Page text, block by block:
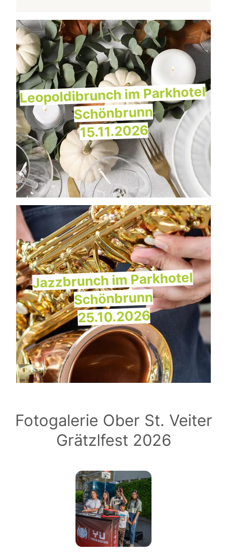
Leopoldibrunch im Parkhotel
Schönbrunn
15.11.2026
Jazzbrunch im Parkhotel
Schönbrunn
25.10.2026
Fotogalerie Ober St. Veiter
Grätzlfest 2026